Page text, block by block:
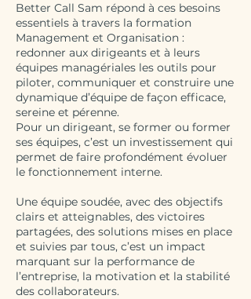
Better Call Sam répond à ces besoins
essentiels à travers la formation
Management et Organisation :
redonner aux dirigeants et à leurs
équipes managériales les outils pour
piloter, communiquer et construire une
dynamique d’équipe de façon efficace,
sereine et pérenne.
Pour un dirigeant, se former ou former
ses équipes, c’est un investissement qui
permet de faire profondément évoluer
le fonctionnement interne.
Une équipe soudée, avec des objectifs
clairs et atteignables, des victoires
partagées, des solutions mises en place
et suivies par tous, c’est un impact
marquant sur la performance de
l’entreprise, la motivation et la stabilité
des collaborateurs.